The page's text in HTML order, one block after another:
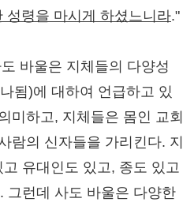
성령을 마시게 하셨느니라."
바울은 지체들의 다양성
됨)에 대하여 언급하고 있
미하고, 지체들은 몸인 교회
람의 신자들을 가리킨다. 지
유대인도 있고, 종도 있고
그런데 사도 바울은 다양한